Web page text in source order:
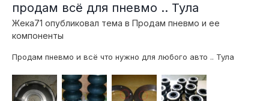
продам всё для пневмо .. Тула
Жека71 опубликовал тема в Продам пневмо и ее
компоненты
Продам пневмо и всё что нужно для любого авто .. Тула